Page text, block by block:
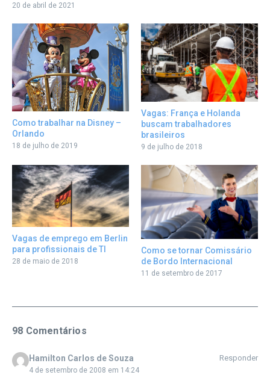
20 de abril de 2021
Como trabalhar na Disney –
Orlando
18 de julho de 2019
Vagas: França e Holanda
buscam trabalhadores
brasileiros
9 de julho de 2018
Vagas de emprego em Berlin
para profissionais de TI
28 de maio de 2018
Como se tornar Comissário
de Bordo Internacional
11 de setembro de 2017
98 Comentários
Hamilton Carlos de Souza
4 de setembro de 2008 em 14:24
Responder